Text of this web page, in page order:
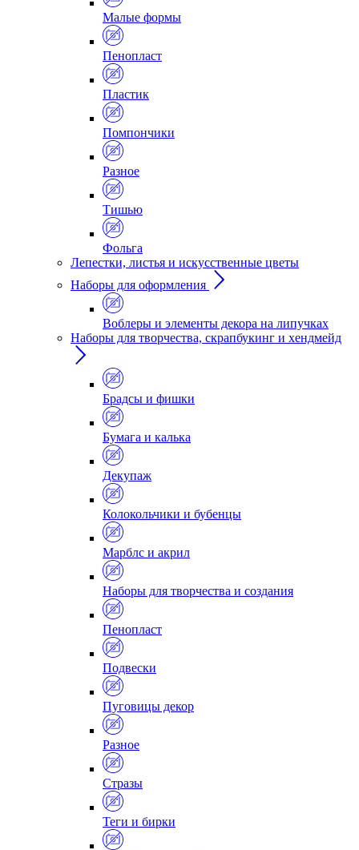
Малые формы
Пенопласт
Пластик
Помпончики
Разное
Тишью
Фольга
Лепестки, листья и искусственные цветы
Наборы для оформления
Воблеры и элементы декора на липучках
Наборы для творчества, скрапбукинг и хендмейд
Брадсы и фишки
Бумага и калька
Декупаж
Колокольчики и бубенцы
Марблс и акрил
Наборы для творчества и создания
Пенопласт
Подвески
Пуговицы декор
Разное
Стразы
Теги и бирки